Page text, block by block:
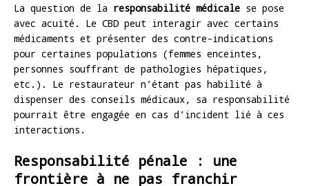
La question de la responsabilité médicale se pose
avec acuité. Le CBD peut interagir avec certains
médicaments et présenter des contre-indications
pour certaines populations (femmes enceintes,
personnes souffrant de pathologies hépatiques,
etc.). Le restaurateur n’étant pas habilité à
dispenser des conseils médicaux, sa responsabilité
pourrait être engagée en cas d’incident lié à ces
interactions.
Responsabilité pénale : une
frontière à ne pas franchir